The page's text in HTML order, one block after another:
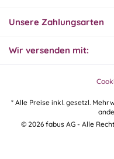
28.07.26▼
Unsere Zahlungsarten
Wir versenden mit:
* Alle Preise inkl. gesetzl.
© 2026 fabus AG - Alle